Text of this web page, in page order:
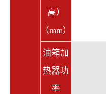
高）
（mm）
油箱加
热器功
率